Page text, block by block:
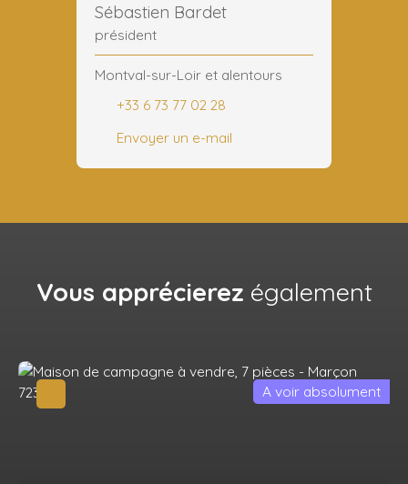
Sébastien Bardet
président
Montval-sur-Loir et alentours
+33 6 73 77 02 28
Envoyer un e-mail
Vous apprécierez également
A voir absolument